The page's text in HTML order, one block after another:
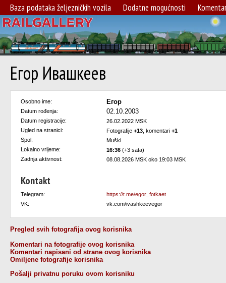
Baza podataka željezničkih vozila Dodatne mogućnosti
Егор Ивашкеев
Osobno ime: Егор
Datum rođenja: 02.10.2003
Datum registracije:
26.02.2022 MSK
Ugled na stranici:
Fotografije +13 , komentari +1
Spol:
Muški
Lokalno vrijeme:
16:36 (+3 sata)
Zadnja aktivnost:
08.08.2026 MSK oko 19:03 MSK
Kontakt
Telegram:
https://t.me/egor_fotkaet
VK:
vk.com/ivashkeevegor
Pregled svih fotografija ovog korisnika
Komentari na fotografije ovog korisnika
Komentari napisani od strane ovog korisnika
Omiljene fotografije korisnika
Pošalji privatnu poruku ovom korisniku